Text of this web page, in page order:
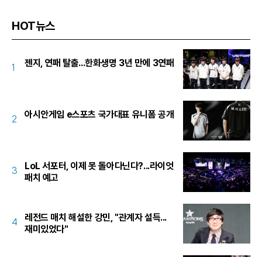
HOT뉴스
1 젠지, 연패 탈출...한화생명 3년 만에 3연패
2 아시안게임 e스포츠 국가대표 유니폼 공개
3
LoL 서포터, 이제 못 돌아다닌다?...라이엇
패치 예고
4
레전드 매치 해설한 강민, "관계자 설득...
재미있었다"